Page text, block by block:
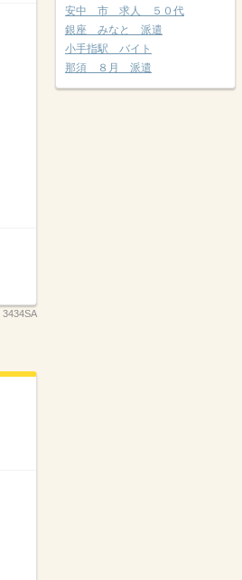
3434SA
安中 市 求人 ５０代
銀座 みなと 派遣
小手指駅 バイト
那須 ８月 派遣